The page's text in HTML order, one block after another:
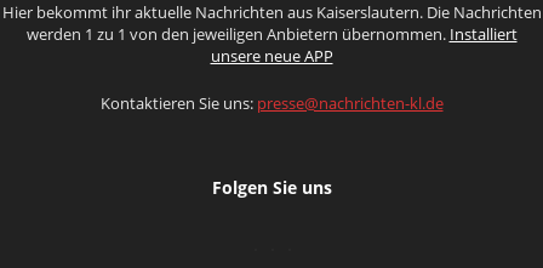
Hier bekommt ihr aktuelle Nachrichten aus Kaiserslautern. Die Nachrichten
werden 1 zu 1 von den jeweiligen Anbietern übernommen. Installiert
unsere neue APP
Kontaktieren Sie uns: presse@nachrichten-kl.de
Folgen Sie uns